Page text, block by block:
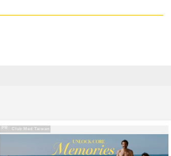
PR
PR・Club Med Taiwan